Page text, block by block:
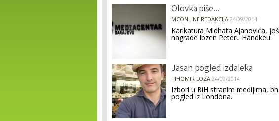
Olovka piše...
MCONLINE REDAKCIJA 24/09/2014
Karikatura Midhata Ajanovića,
nagrade Ibzen Peteru Handkeu.
Jasan pogled izdaleka
TIHOMIR LOZA 24/09/2014
Izbori u BiH stranim medijima,
pogled iz Londona.